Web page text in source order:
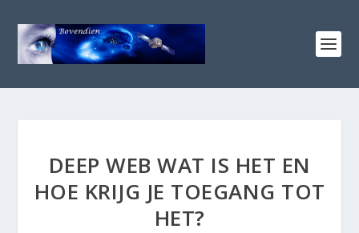
DEEP WEB WAT IS HET EN
HOE KRIJG JE TOEGANG TOT
HET?